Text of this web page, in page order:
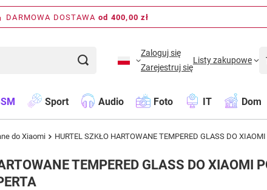
DARMOWA DOSTAWA od 400,00 zł
Zaloguj się
Zarejestruj się
Listy zakupowe
Sport Audio Foto IT Dom
do Xiaomi HURTEL SZKŁO HARTOWANE TEMPERED GLASS DO
TEMPERED GLASS DO XIAOMI